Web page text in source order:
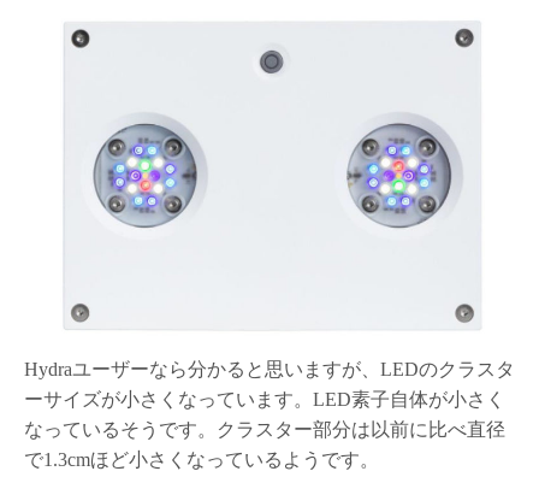
Hydraユーザーなら分かると思いますが、LEDのクラスタ
ーサイズが小さくなっています。LED素子自体が小さく
なっているそうです。クラスター部分は以前に比べ直径
で1.3cmほど小さくなっているようです。